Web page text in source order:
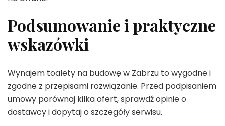
Podsumowanie i praktyczne
wskazówki
Wynajem toalety na budowę w Zabrzu to wygodne i
zgodne z przepisami rozwiązanie. Przed podpisaniem
umowy porównaj kilka ofert, sprawdź opinie o
dostawcy i dopytaj o szczegóły serwisu.